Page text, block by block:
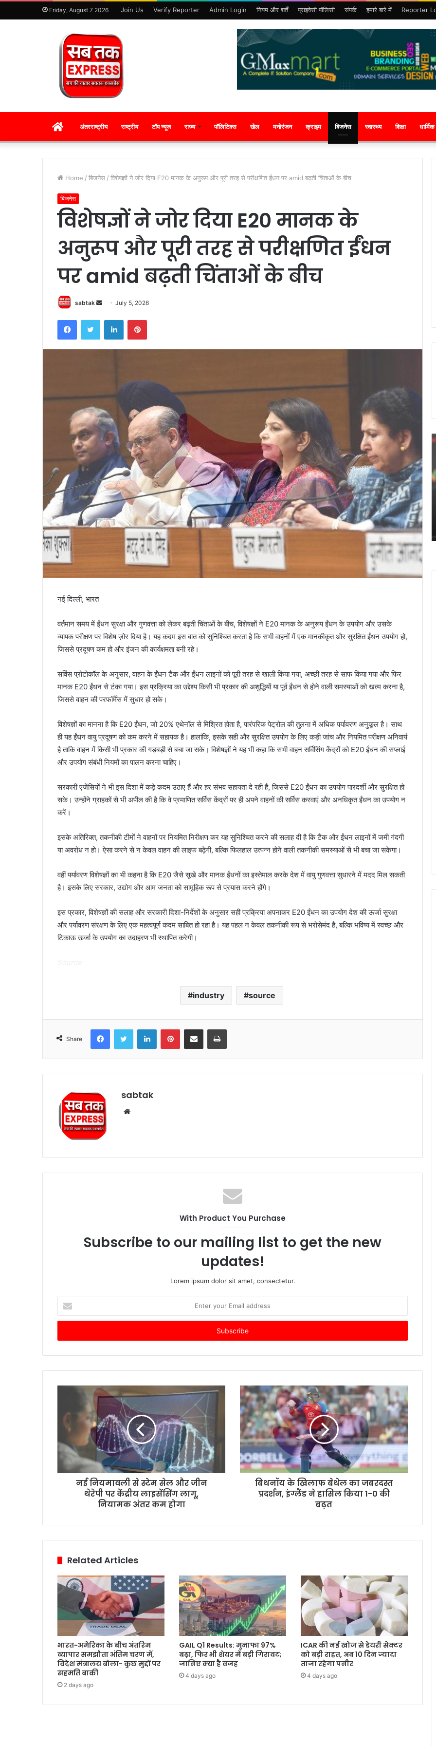
Friday, August 7 2026 Join Us Verify Reporter Admin Login नियम और शर्तें प्राइवेसी पॉलिसी संपर्क हमारे बारे में Reporter
HOMEअंतरराष्ट्रीय राष्ट्रीय टॉप न्यूज राज्य पॉलिटिक्स खेल मनोरंजन क्राइम बिजनेस स्वास्थ्य शिक्षा धार्मिक
Home / बिजनेस / विशेषज्ञों ने जोर दिया E20 मानक के अनुरूप और पूरी तरह से परीक्षणित ईंधन पर amid बढ़ती चिंताओं के बीच
बिजनेस
विशेषज्ञों ने जोर दिया E20 मानक के
अनुरूप और पूरी तरह से परीक्षणित ईंधन
पर amid बढ़ती चिंताओं के बीच
sabtak
Send
email
July 5, 2026
FacebookTwitter LinkedInPinterest
नई दिल्ली, भारत
वर्तमान समय में ईंधन सुरक्षा और गुणवत्ता को लेकर बढ़ती चिंताओं के बीच, विशेषज्ञों ने E20 मानक के अनुरूप ईंधन के उपयोग और उसके
व्यापक परीक्षण पर विशेष ज़ोर दिया है। यह कदम इस बात को सुनिश्चित करता है कि सभी वाहनों में एक मानकीकृत और सुरक्षित ईंधन उपयोग हो,
जिससे प्रदूषण कम हो और इंजन की कार्यक्षमता बनी रहे।
सर्विस प्रोटोकॉल के अनुसार, वाहन के ईंधन टैंक और ईंधन लाइनों को पूरी तरह से खाली किया गया, अच्छी तरह से साफ किया गया और फिर
मानक E20 ईंधन से टंका गया। इस प्रक्रिया का उद्देश्य किसी भी प्रकार की अशुद्धियों या पूर्व ईंधन से होने वाली समस्याओं को खत्म करना है,
जिससे वाहन की परफॉर्मेंस में सुधार हो सके।
विशेषज्ञों का मानना है कि E20 ईंधन, जो 20% एथेनॉल से मिश्रित होता है, पारंपरिक पेट्रोल की तुलना में अधिक पर्यावरण अनुकूल है। साथ
ही यह ईंधन वायु प्रदूषण को कम करने में सहायक है। हालांकि, इसके सही और सुरक्षित उपयोग के लिए कड़ी जांच और नियमित परीक्षण अनिवार्य
है ताकि वाहन में किसी भी प्रकार की गड़बड़ी से बचा जा सके। विशेषज्ञों ने यह भी कहा कि सभी वाहन सर्विसिंग केंद्रों को E20 ईंधन की सप्लाई
और उपयोग संबंधी नियमों का पालन करना चाहिए।
सरकारी एजेंसियों ने भी इस दिशा में कड़े कदम उठाए हैं और हर संभव सहायता दे रही हैं, जिससे E20 ईंधन का उपयोग पारदर्शी और सुरक्षित हो
सके। उन्होंने ग्राहकों से भी अपील की है कि वे प्रमाणित सर्विस केंद्रों पर ही अपने वाहनों की सर्विस करवाएं और अनधिकृत ईंधन का उपयोग न
करें।
इसके अतिरिक्त, तकनीकी टीमों ने वाहनों पर नियमित निरीक्षण कर यह सुनिश्चित करने की सलाह दी है कि टैंक और ईंधन लाइनों में जमी गंदगी
या अवरोध न हो। ऐसा करने से न केवल वाहन की लाइफ बढ़ेगी, बल्कि फिलहाल उत्पन्न होने वाली तकनीकी समस्याओं से भी बचा जा सकेगा।
वहीं पर्यावरण विशेषज्ञों का भी कहना है कि E20 जैसे सूखे और मानक ईंधनों का इस्तेमाल करके देश में वायु गुणवत्ता सुधारने में मदद मिल सकती
है। इसके लिए सरकार, उद्योग और आम जनता को सामूहिक रूप से प्रयास करने होंगे।
इस प्रकार, विशेषज्ञों की सलाह और सरकारी दिशा-निर्देशों के अनुसार सही प्रक्रिया अपनाकर E20 ईंधन का उपयोग देश की ऊर्जा सुरक्षा
और पर्यावरण संरक्षण के लिए एक महत्वपूर्ण कदम साबित हो रहा है। यह पहल न केवल तकनीकी रूप से भरोसेमंद है, बल्कि भविष्य में स्वच्छ और
टिकाऊ ऊर्जा के उपयोग का उदाहरण भी स्थापित करेगी।
industry source
Share
FacebookTwitter LinkedInPinterestShare via Email Print
sabtak
Website
With Product You Purchase
Subscribe to our mailing list to get the new
updates!
Lorem ipsum dolor sit amet, consectetur.
your
Email
नई नियमावली से स्टेम सेल और जीन
थेरेपी पर केंद्रीय लाइसेंसिंग लागू,
नियामक अंतर कम होगा
बिथनॉय के खिलाफ बेथेल का जबरदस्त
प्रदर्शन, इंग्लैंड ने हासिल किया 1-0 की
बढ़त
Related Articles
भारत-अमेरिका के बीच अंतरिम
व्यापार समझौता अंतिम चरण में,
विदेश मंत्रालय बोला- कुछ मुद्दों पर
सहमति बाकी
2 days ago
GAIL Q1 Results: मुनाफा 97%
बढ़ा, फिर भी शेयर में बड़ी गिरावट;
जानिए क्या है वजह
4 days ago
ICAR की नई खोज से डेयरी सेक्टर
को बड़ी राहत, अब 10 दिन ज्यादा
ताजा रहेगा पनीर
4 days ago
कोन को सीईओ
तीन वर्षों में
कीर्ति
इंस्टीट्यूट
ऑफ
नर्सिंग
में
विश्व
स्तनपान
शिविर
का
आयोजन
2 hours ago
कीर्ति इंस्टीट्यूट ऑफ नर्सिंग में विश्व
स्तनपान शिविर का आयोजन
बिटकॉइन
$60,000
के
नीचे
गिरने
से
मुश्किल
से
बचते
हुए
निचले
से
है।
February 6, 2026
बिटकॉइन ने $60,000 के नीचे गिरने से
मुश्किल से बचते हुए निचले स्तरों से उबरने
की कोशिश की है।